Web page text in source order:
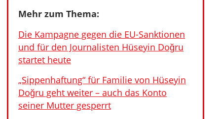
Mehr zum Thema:
Die Kampagne gegen die EU-Sanktionen
und für den Journalisten Hüseyin Doğru
startet heute
„Sippenhaftung“ für Familie von Hüseyin
Doğru geht weiter – auch das Konto
seiner Mutter gesperrt